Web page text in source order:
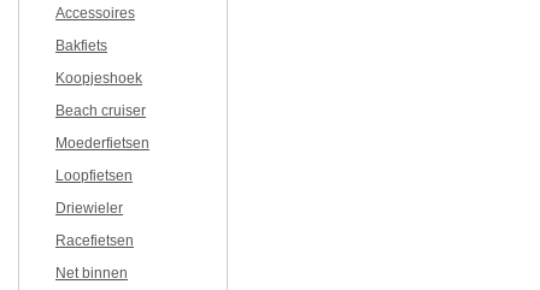
Accessoires
Bakfiets
Koopjeshoek
Beach cruiser
Moederfietsen
Loopfietsen
Driewieler
Racefietsen
Net binnen